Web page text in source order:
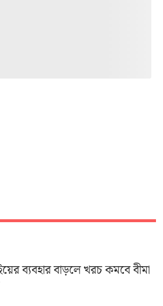
ব্যবহার বাড়লে খরচ কমবে বীমা